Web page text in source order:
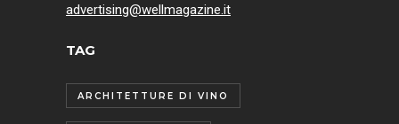
advertising@wellmagazine.it
TAG
ARCHITETTURE DI VINO